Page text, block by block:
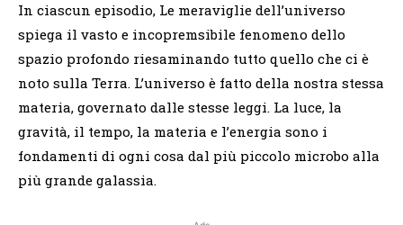
In ciascun episodio, Le meraviglie dell’universo
spiega il vasto e incopremsibile fenomeno dello
spazio profondo riesaminando tutto quello che ci è
noto sulla Terra. L’universo è fatto della nostra stessa
materia, governato dalle stesse leggi. La luce, la
gravità, il tempo, la materia e l’energia sono i
fondamenti di ogni cosa dal più piccolo microbo alla
più grande galassia.